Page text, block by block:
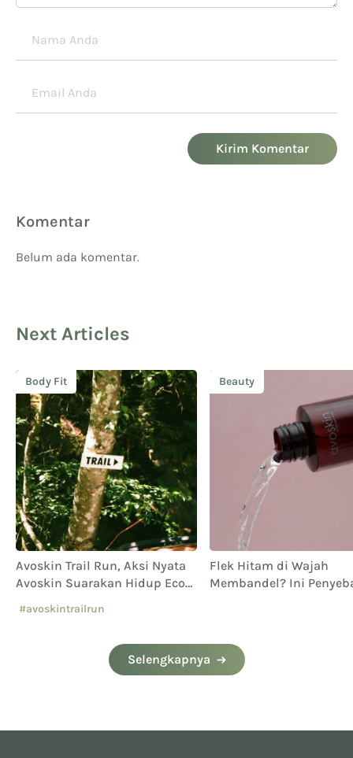
Kirim Komentar
Komentar
Belum ada komentar.
Next Articles
Body Fit
Avoskin Trail Run, Aksi Nyata
Avoskin Suarakan Hidup Eco
#avoskintrailrun
Beauty
Flek Hitam di Wajah
Membandel? Ini
Selengkapnya